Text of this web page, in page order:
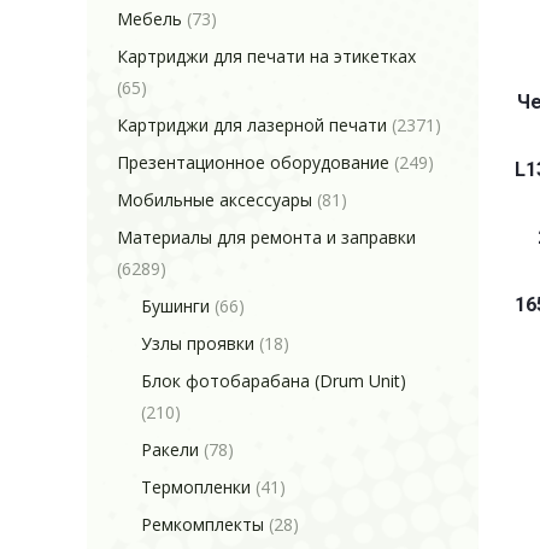
Мебель (73)
Картриджи для печати на этикетках
(65)
Картриджи для лазерной печати (2371)
Презентационное оборудование (249)
Мобильные аксессуары (81)
Материалы для ремонта и заправки
(6289)
Бушинги (66)
Узлы проявки (18)
Блок фотобарабана (Drum Unit)
(210)
Ракели (78)
Термопленки (41)
Ремкомплекты (28)